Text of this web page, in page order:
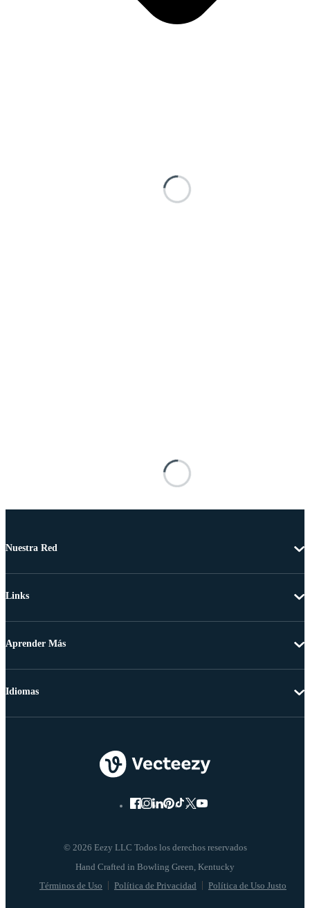
Nuestra Red
Links
Aprender Más
© 2026 Eezy LLC Todos los derechos reservados
Términos de Uso Política de Privacidad Política de Uso Justo
Idiomas